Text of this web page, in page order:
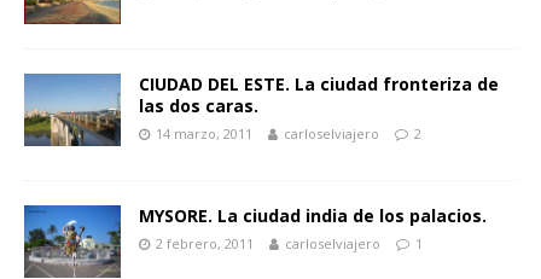
CIUDAD DEL ESTE. La ciudad fronteriza de
las dos caras.
14 marzo, 2011 carloselviajero 2
MYSORE. La ciudad india de los palacios.
2 febrero, 2011 carloselviajero 1